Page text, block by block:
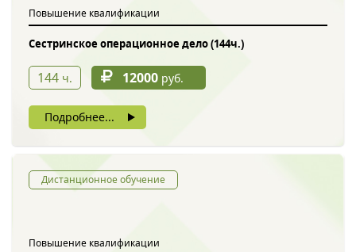
Повышение квалификации
Сестринское операционное дело (144ч.)
144 ч. 12000 руб.
Подробнее...
Дистанционное обучение
Повышение квалификации